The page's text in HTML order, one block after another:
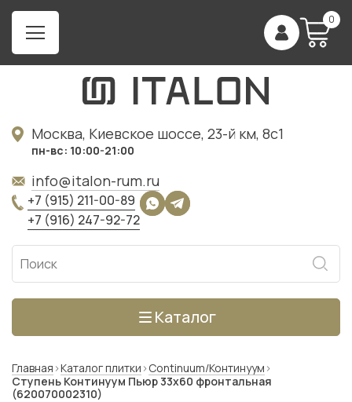
0
Москва, Киевское шоссе, 23-й км, 8с1
пн-вс: 10:00-21:00
info@italon-rum.ru
+7 (915) 211-00-89
+7 (916) 247-92-72
Каталог
Главная Каталог плитки Continuum/Континуум
Ступень Континуум Пьюр 33x60 фронтальная
(620070002310)